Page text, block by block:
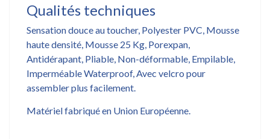
Qualités techniques
Sensation douce au toucher, Polyester PVC, Mousse
haute densité, Mousse 25 Kg, Porexpan,
Antidérapant, Pliable, Non-déformable, Empilable,
Imperméable Waterproof, Avec velcro pour
assembler plus facilement.
Matériel fabriqué en Union Européenne.